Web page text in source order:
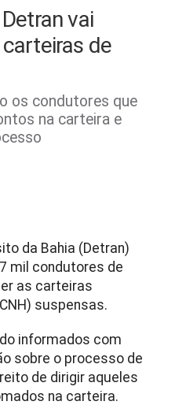
vai
de
os condutores que
na carteira e
da Bahia (Detran)
mil condutores de
as carteiras
suspensas.
informados com
sobre o processo de
de dirigir aqueles
na carteira.